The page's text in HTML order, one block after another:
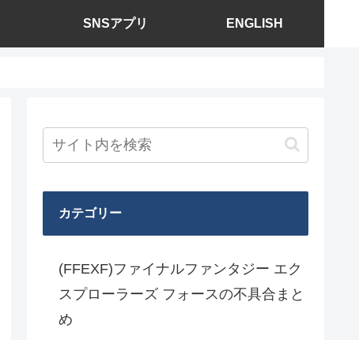
SNSアプリ ENGLISH
カテゴリー
(FFEXF)ファイナルファンタジー エク
スプローラーズ フォースの不具合まと
め